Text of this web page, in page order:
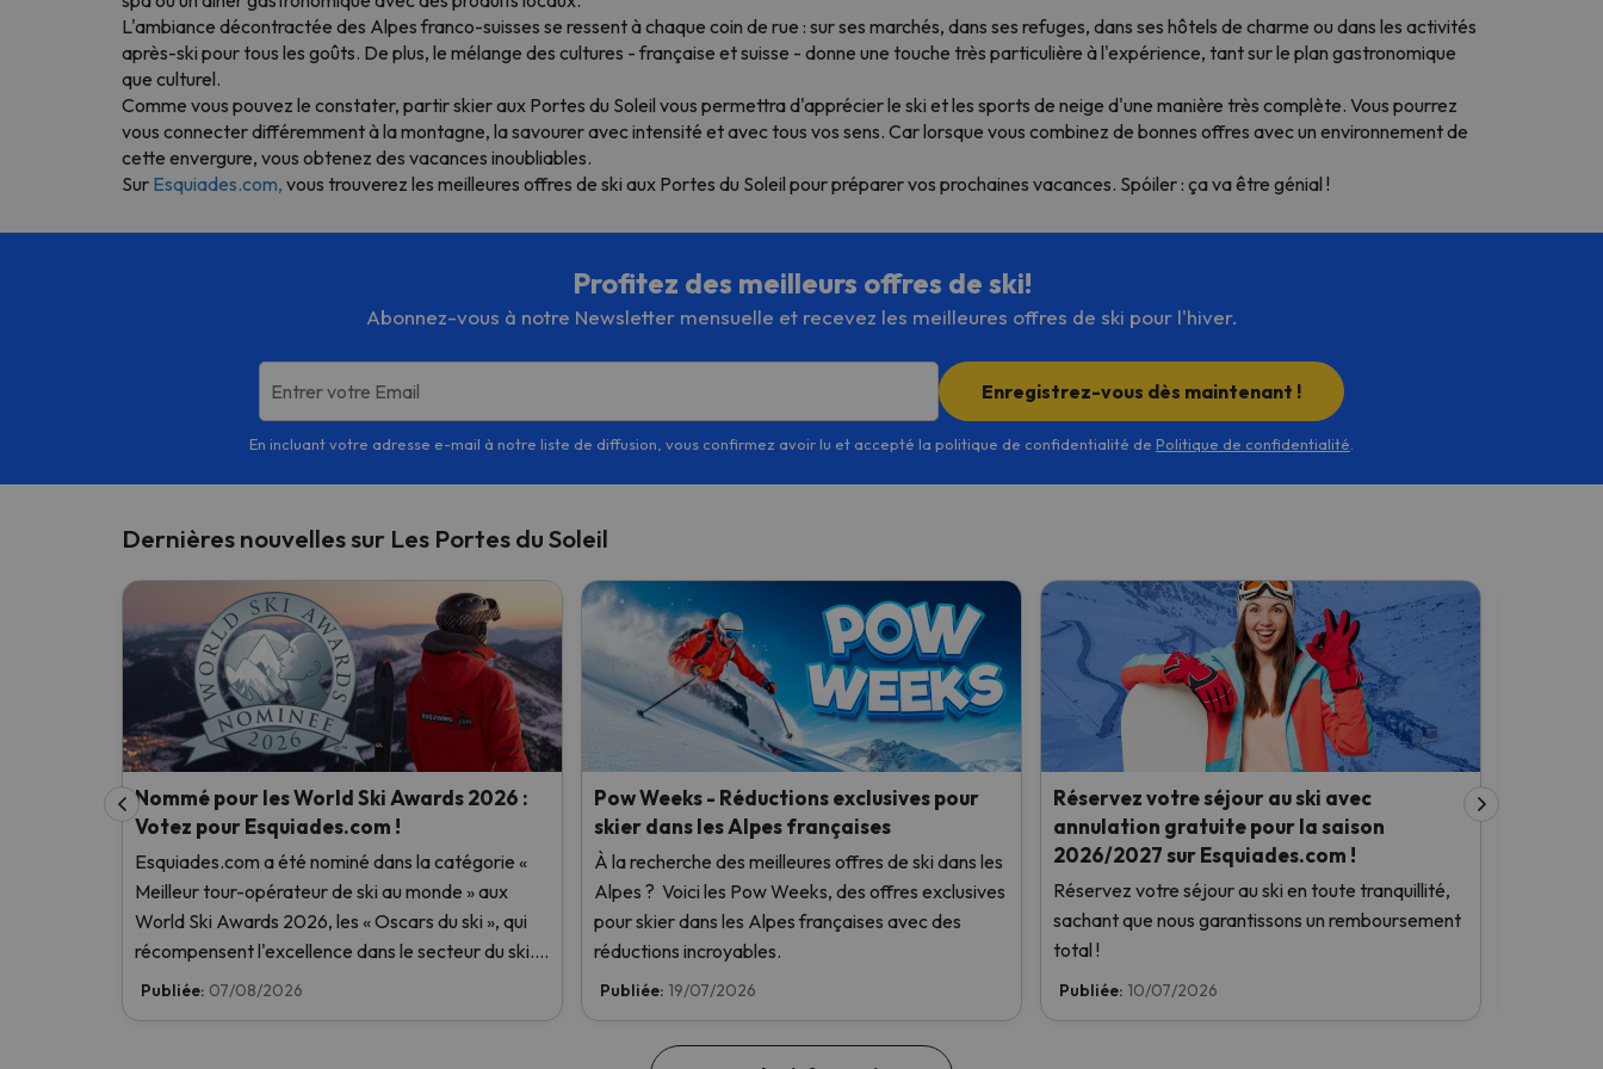
L'ambiance décontractée des Alpes franco-suisses se ressent à chaque coin de rue : sur ses marchés, dans ses refuges, dans ses hôtels de charme ou dans les activités
après-ski pour tous les goûts. De plus, le mélange des cultures - française et suisse - donne une touche très particulière à l'expérience, tant sur le plan gastronomique
que culturel.
Comme vous pouvez le constater, partir skier aux Portes du Soleil vous permettra d'apprécier le ski et les sports de neige d'une manière très complète. Vous pourrez
vous connecter différemment à la montagne, la savourer avec intensité et avec tous vos sens. Car lorsque vous combinez de bonnes offres avec un environnement de
cette envergure, vous obtenez des vacances inoubliables.
Sur Esquiades.com, vous trouverez les meilleures offres de ski aux Portes du Soleil pour préparer vos prochaines vacances. Spóiler : ça va être génial !
Profitez des meilleurs offres de ski!
Abonnez-vous à notre Newsletter mensuelle et recevez les meilleures offres de ski pour l'hiver.
Entrer votre Email Enregistrez-vous dès maintenant !
En incluant votre adresse e-mail à notre liste de diffusion, vous confirmez avoir lu et accepté la politique de confidentialité de Politique de confidentialité
Dernières nouvelles sur Les Portes du Soleil
Nommé pour les World Ski Awards 2026 :
Votez pour Esquiades.com !
Esquiades.com a été nominé dans la catégorie «
Meilleur tour-opérateur de ski au monde » aux
World Ski Awards 2026, les « Oscars du ski », qui
récompensent l'excellence dans le secteur du ski.
Votez dès maintenant et aidez-nous à atteindre la
Publiée: 07/08/2026
Pow Weeks - Réductions exclusives pour
skier dans les Alpes françaises
À la recherche des meilleures offres de ski dans les
Alpes ? Voici les Pow Weeks, des offres exclusives
pour skier dans les Alpes françaises avec des
réductions incroyables.
Publiée: 19/07/2026
Réservez votre séjour au ski avec
annulation gratuite pour la saison
2026/2027 sur Esquiades.com !
Réservez votre séjour au ski en toute tranquillité,
sachant que nous garantissons un remboursement
total !
Publiée: 10/07/2026